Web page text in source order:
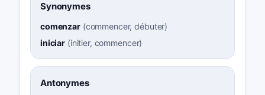
Synonymes
comenzar(commencer, débuter)
iniciar (initier, commencer)
Antonymes